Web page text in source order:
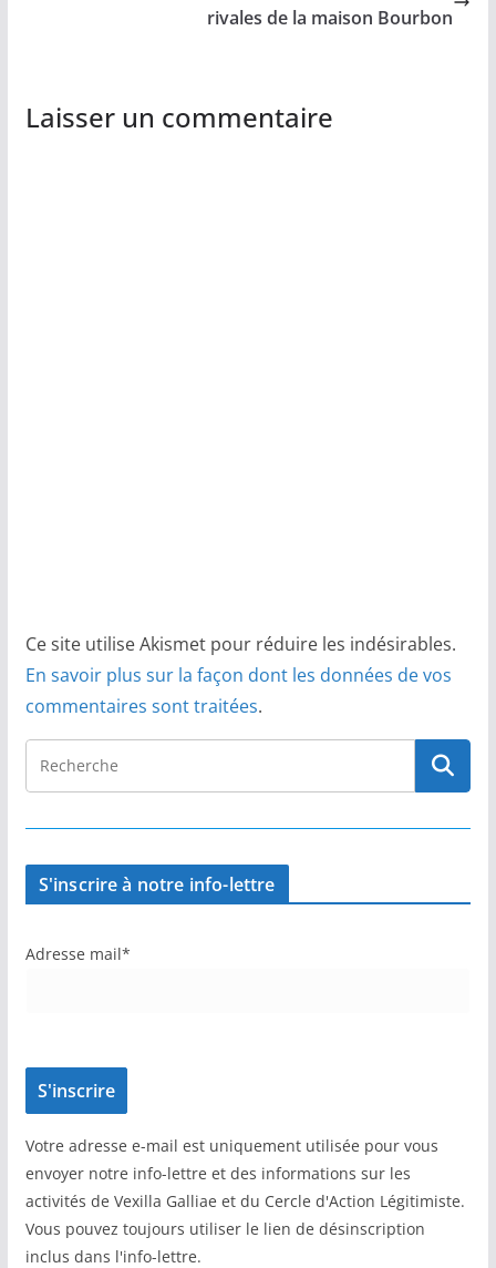
rivales de la maison Bourbon
Laisser un commentaire
Ce site utilise Akismet pour réduire les indésirables.
En savoir plus sur la façon dont les données de vos
commentaires sont traitées.
S'inscrire à notre info-lettre
Adresse mail*
Votre adresse e-mail est uniquement utilisée pour vous
envoyer notre info-lettre et des informations sur les
activités de Vexilla Galliae et du Cercle d'Action Légitimiste.
Vous pouvez toujours utiliser le lien de désinscription
inclus dans l'info-lettre.